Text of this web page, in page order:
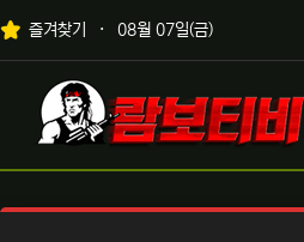
상단 네비
즐겨찾기 08월 07일(금)
메인 메뉴
로고